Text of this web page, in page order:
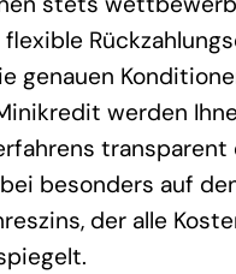
genauen
werden
transparent
besonders auf
der alle